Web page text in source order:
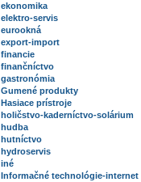
ekonomika
elektro-servis
eurookná
export-import
financie
finančníctvo
gastronómia
Gumené produkty
Hasiace prístroje
holičstvo-kaderníctvo-solárium
hudba
hutníctvo
hydroservis
iné
Informačné technológie-internet